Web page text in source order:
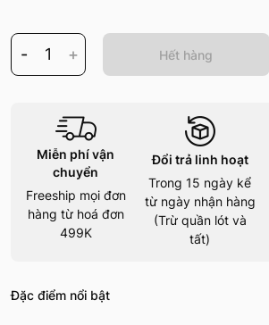
- 1 + Hết hàng
Miễn phí vận
chuyển
Freeship mọi đơn
hàng từ hoá đơn
499K
Đổi trả linh hoạt
Trong 15 ngày kể
từ ngày nhận hàng
(Trừ quần lót và
tất)
Đặc điểm nổi bật